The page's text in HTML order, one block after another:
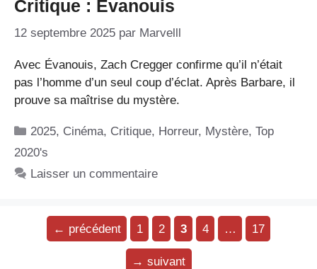
Critique : Évanouis
12 septembre 2025 par Marvelll
Avec Évanouis, Zach Cregger confirme qu’il n’était
pas l’homme d’un seul coup d’éclat. Après Barbare, il
prouve sa maîtrise du mystère.
Catégories
2025, Cinéma, Critique, Horreur, Mystère,Top
2020's
Laisser un commentaire
← précédent Page
1 Page
2 Page
3 Page
4 … Page
17
→ suivant